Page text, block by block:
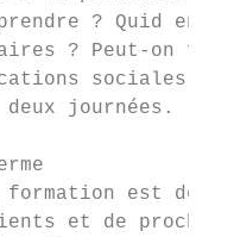
? Quid en
? Peut-on
sociales,
journées.
est de
et de proches